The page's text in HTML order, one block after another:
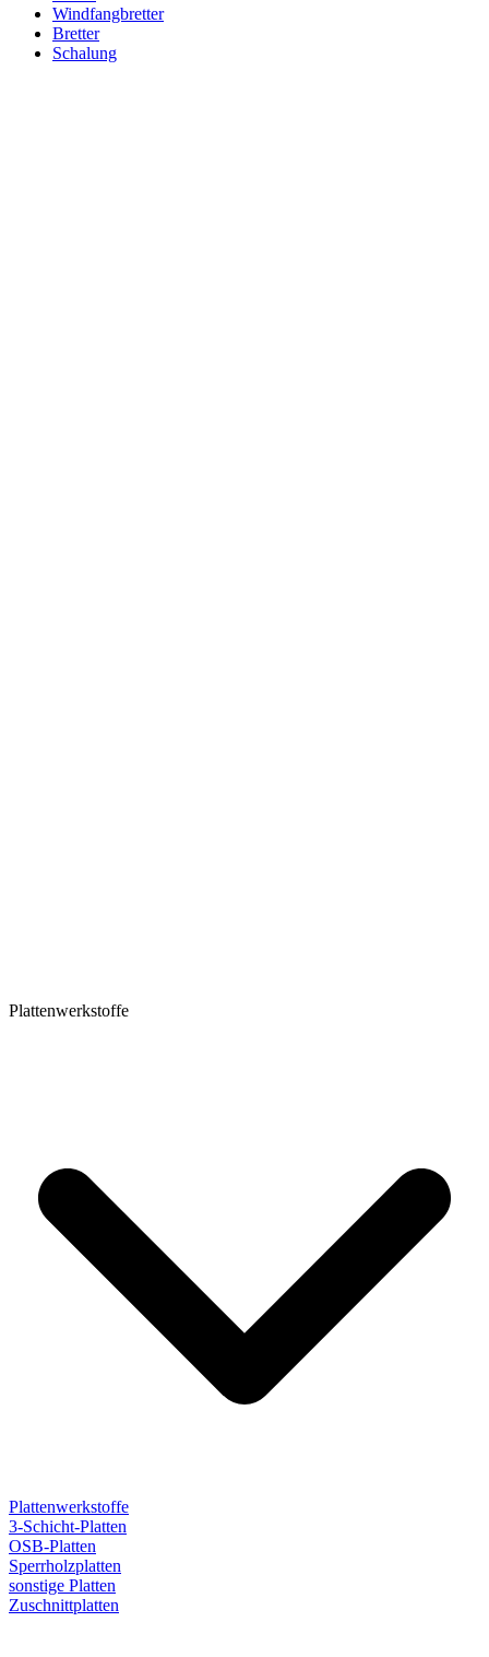
Windfangbretter
Bretter
Schalung
Plattenwerkstoffe
Plattenwerkstoffe
3-Schicht-Platten
OSB-Platten
Sperrholzplatten
sonstige Platten
Zuschnittplatten